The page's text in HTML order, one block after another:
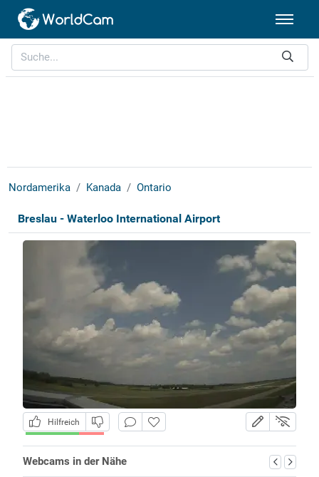
Nordamerika Kanada Ontario
Breslau - Waterloo International Airport
Hilfreich
Webcams in der Nähe